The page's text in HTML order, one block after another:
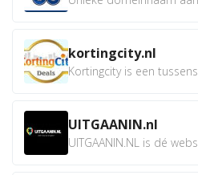
kortingcity.nl
UITGAANIN.nl